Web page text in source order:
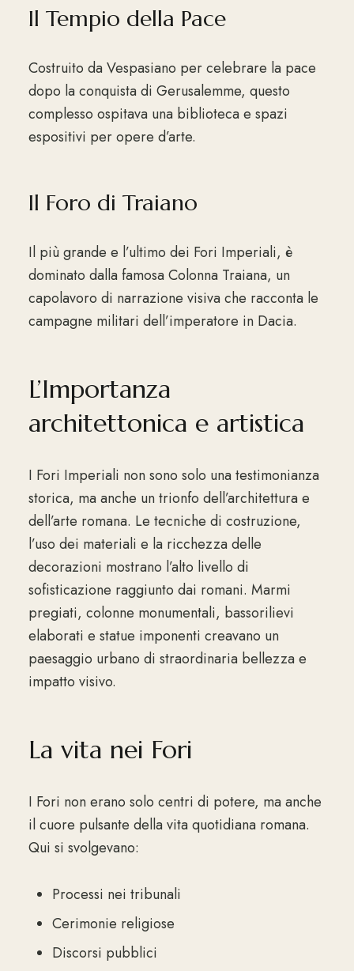
Il Tempio della Pace
Costruito da Vespasiano per celebrare la pace
dopo la conquista di Gerusalemme, questo
complesso ospitava una biblioteca e spazi
espositivi per opere d’arte.
Il Foro di Traiano
Il più grande e l’ultimo dei Fori Imperiali, è
dominato dalla famosa Colonna Traiana, un
capolavoro di narrazione visiva che racconta le
campagne militari dell’imperatore in Dacia.
L’Importanza
architettonica e artistica
I Fori Imperiali non sono solo una testimonianza
storica, ma anche un trionfo dell’architettura e
dell’arte romana. Le tecniche di costruzione,
l’uso dei materiali e la ricchezza delle
decorazioni mostrano l’alto livello di
sofisticazione raggiunto dai romani. Marmi
pregiati, colonne monumentali, bassorilievi
elaborati e statue imponenti creavano un
paesaggio urbano di straordinaria bellezza e
impatto visivo.
La vita nei Fori
I Fori non erano solo centri di potere, ma anche
il cuore pulsante della vita quotidiana romana.
Qui si svolgevano:
Processi nei tribunali
Cerimonie religiose
Discorsi pubblici